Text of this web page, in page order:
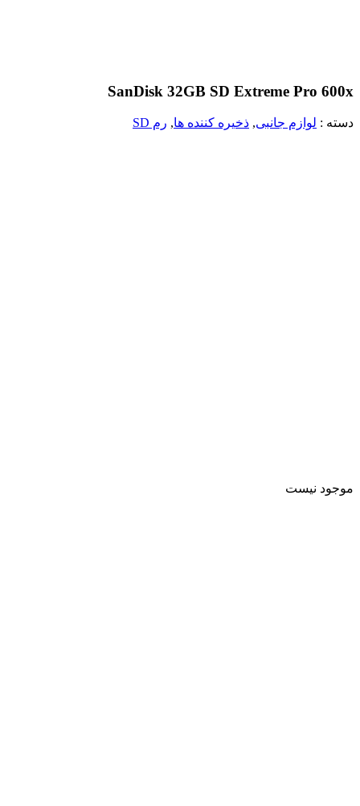
SanDisk 32GB SD Extreme Pro 600x
دسته : لوازم جانبی, ذخیره کننده ها, رم SD
موجود نیست